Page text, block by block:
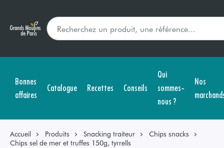
Bonnes
affaires
Catalogue Recettes Conseils
Qui
sommes-
nous ?
Nos
Accueil Produits Snacking traiteur
Chips snacks
Chips sel de mer et truffes 150g, tyrrells